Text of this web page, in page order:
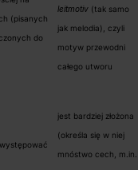
(pisanych
do
leitmotiv (tak samo
jak melodia), czyli
motyw przewodni
całego utworu
jest bardziej złożona
(określa się w niej
mnóstwo cech, m.in.